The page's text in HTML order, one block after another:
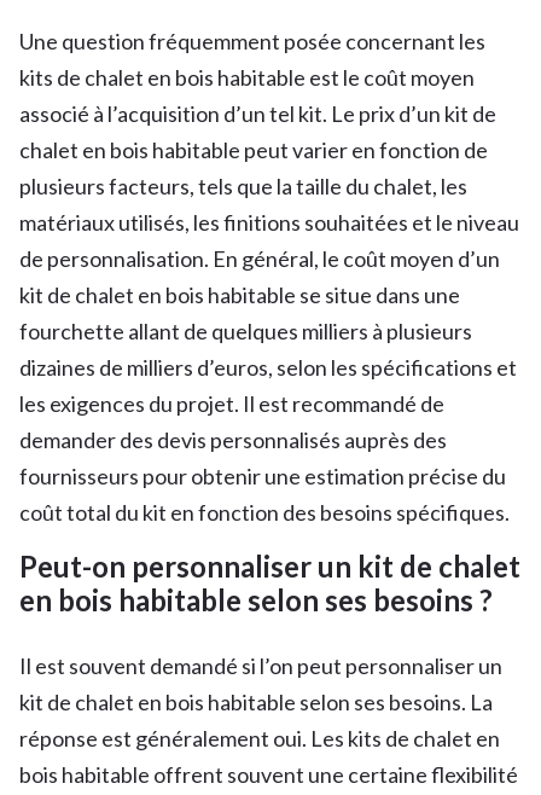
Une question fréquemment posée concernant les
kits de chalet en bois habitable est le coût moyen
associé à l’acquisition d’un tel kit. Le prix d’un kit de
chalet en bois habitable peut varier en fonction de
plusieurs facteurs, tels que la taille du chalet, les
matériaux utilisés, les finitions souhaitées et le niveau
de personnalisation. En général, le coût moyen d’un
kit de chalet en bois habitable se situe dans une
fourchette allant de quelques milliers à plusieurs
dizaines de milliers d’euros, selon les spécifications et
les exigences du projet. Il est recommandé de
demander des devis personnalisés auprès des
fournisseurs pour obtenir une estimation précise du
coût total du kit en fonction des besoins spécifiques.
Peut-on personnaliser un kit de chalet
en bois habitable selon ses besoins ?
Il est souvent demandé si l’on peut personnaliser un
kit de chalet en bois habitable selon ses besoins. La
réponse est généralement oui. Les kits de chalet en
bois habitable offrent souvent une certaine flexibilité